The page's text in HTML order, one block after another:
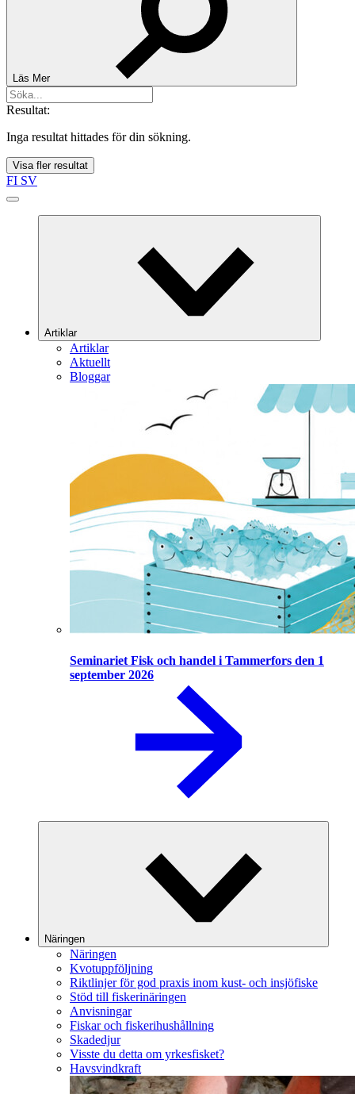
Läs Mer
Resultat:
Inga resultat hittades för din sökning.
Visa fler resultat
FI SV
Artiklar
Artiklar
Aktuellt
Bloggar
Seminariet Fisk och handel i Tammerfors den 1
september 2026
Näringen
Näringen
Kvotuppföljning
Riktlinjer för god praxis inom kust- och insjöfiske
Stöd till fiskerinäringen
Anvisningar
Fiskar och fiskerihushållning
Skadedjur
Visste du detta om yrkesfisket?
Havsvindkraft